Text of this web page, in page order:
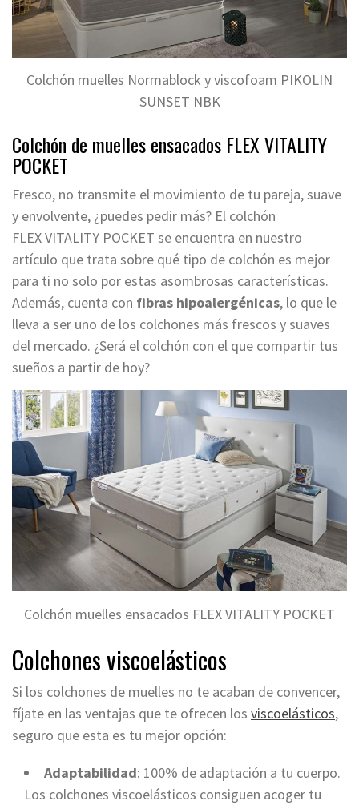
Colchón muelles Normablock y viscofoam PIKOLIN
SUNSET NBK
Colchón de muelles ensacados FLEX VITALITY
POCKET
Fresco, no transmite el movimiento de tu pareja, suave
y envolvente, ¿puedes pedir más? El colchón
FLEX VITALITY POCKET se encuentra en nuestro
artículo que trata sobre qué tipo de colchón es mejor
para ti no solo por estas asombrosas características.
Además, cuenta con fibras hipoalergénicas, lo que le
lleva a ser uno de los colchones más frescos y suaves
del mercado. ¿Será el colchón con el que compartir tus
sueños a partir de hoy?
Colchón muelles ensacados FLEX VITALITY POCKET
Colchones viscoelásticos
Si los colchones de muelles no te acaban de convencer,
fíjate en las ventajas que te ofrecen los viscoelásticos,
seguro que esta es tu mejor opción:
Adaptabilidad: 100% de adaptación a tu cuerpo.
Los colchones viscoelásticos consiguen acoger tu